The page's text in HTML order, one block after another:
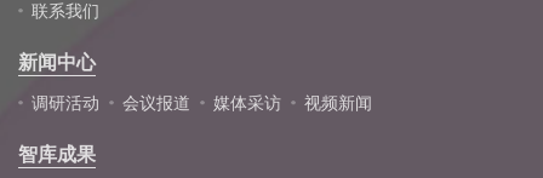
联系我们
新闻中心
调研活动 会议报道 媒体采访 视频新闻
智库成果